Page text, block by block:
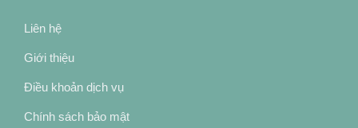
Liên hệ
Giới thiệu
Điều khoản dịch vụ
Chính sách bảo mật